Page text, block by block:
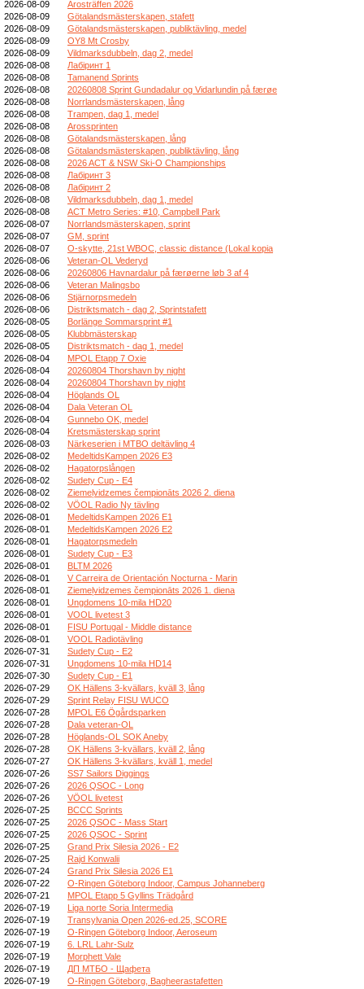
2026-08-09
Arosträffen 2026
2026-08-09
Götalandsmästerskapen, stafett
2026-08-09
Götalandsmästerskapen, publiktävling, medel
2026-08-09
OY8 Mt Crosby
2026-08-09
Vildmarksdubbeln, dag 2, medel
2026-08-08
Лабіринт 1
2026-08-08
Tamanend Sprints
2026-08-08
20260808 Sprint Gundadalur og Vidarlundin på færøe
2026-08-08
Norrlandsmästerskapen, lång
2026-08-08
Trampen, dag 1, medel
2026-08-08
Arossprinten
2026-08-08
Götalandsmästerskapen, lång
2026-08-08
Götalandsmästerskapen, publiktävling, lång
2026-08-08
2026 ACT & NSW Ski-O Championships
2026-08-08
Лабіринт 3
2026-08-08
Лабіринт 2
2026-08-08
Vildmarksdubbeln, dag 1, medel
2026-08-08
ACT Metro Series: #10, Campbell Park
2026-08-07
Norrlandsmästerskapen, sprint
2026-08-07
GM, sprint
2026-08-07
O-skytte, 21st WBOC, classic distance (Lokal kopia
2026-08-06
Veteran-OL Vederyd
2026-08-06
20260806 Havnardalur på færøerne løb 3 af 4
2026-08-06
Veteran Malingsbo
2026-08-06
Stjärnorpsmedeln
2026-08-06
Distriktsmatch - dag 2, Sprintstafett
2026-08-05
Borlänge Sommarsprint #1
2026-08-05
Klubbmästerskap
2026-08-05
Distriktsmatch - dag 1, medel
2026-08-04
MPOL Etapp 7 Oxie
2026-08-04
20260804 Thorshavn by night
2026-08-04
20260804 Thorshavn by night
2026-08-04
Höglands OL
2026-08-04
Dala Veteran OL
2026-08-04
Gunnebo OK, medel
2026-08-04
Kretsmästerskap sprint
2026-08-03
Närkeserien i MTBO deltävling 4
2026-08-02
MedeltidsKampen 2026 E3
2026-08-02
Hagatorpslången
2026-08-02
Sudety Cup - E4
2026-08-02
Ziemeļvidzemes čempionāts 2026 2. diena
2026-08-02
VÖOL Radio Ny tävling
2026-08-01
MedeltidsKampen 2026 E1
2026-08-01
MedeltidsKampen 2026 E2
2026-08-01
Hagatorpsmedeln
2026-08-01
Sudety Cup - E3
2026-08-01
BLTM 2026
2026-08-01
V Carreira de Orientación Nocturna - Marin
2026-08-01
Ziemeļvidzemes čempionāts 2026 1. diena
2026-08-01
Ungdomens 10-mila HD20
2026-08-01
VOOL livetest 3
2026-08-01
FISU Portugal - Middle distance
2026-08-01
VOOL Radiotävling
2026-07-31
Sudety Cup - E2
2026-07-31
Ungdomens 10-mila HD14
2026-07-30
Sudety Cup - E1
2026-07-29
OK Hällens 3-kvällars, kväll 3, lång
2026-07-29
Sprint Relay FISU WUCO
2026-07-28
MPOL E6 Ögårdsparken
2026-07-28
Dala veteran-OL
2026-07-28
Höglands-OL SOK Aneby
2026-07-28
OK Hällens 3-kvällars, kväll 2, lång
2026-07-27
OK Hällens 3-kvällars, kväll 1, medel
2026-07-26
SS7 Sailors Diggings
2026-07-26
2026 QSOC - Long
2026-07-26
VÖOL livetest
2026-07-25
BCCC Sprints
2026-07-25
2026 QSOC - Mass Start
2026-07-25
2026 QSOC - Sprint
2026-07-25
Grand Prix Silesia 2026 - E2
2026-07-25
Rajd Konwalii
2026-07-24
Grand Prix Silesia 2026 E1
2026-07-22
O-Ringen Göteborg Indoor, Campus Johanneberg
2026-07-21
MPOL Etapp 5 Gyllins Trädgård
2026-07-19
Liga norte Soria Intermedia
2026-07-19
Transylvania Open 2026-ed.25, SCORE
2026-07-19
O-Ringen Göteborg Indoor, Aeroseum
2026-07-19
6. LRL Lahr-Sulz
2026-07-19
Morphett Vale
2026-07-19
ДП МТБО - Щафета
2026-07-19
O-Ringen Göteborg, Bagheerastafetten